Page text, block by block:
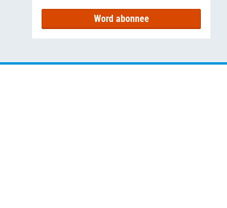
Word abonnee